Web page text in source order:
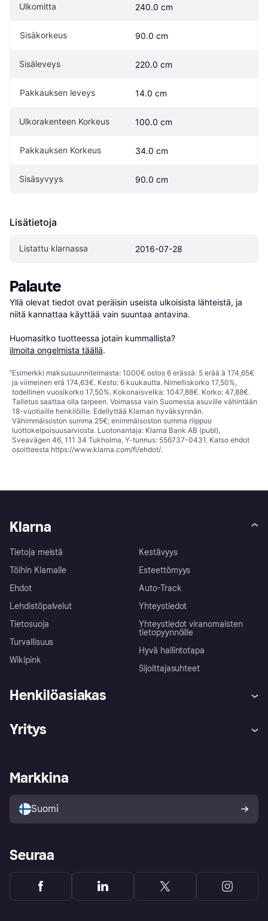
Ulkomitta 240.0 cm
Sisäkorkeus 90.0 cm
Sisäleveys 220.0 cm
Pakkauksen leveys 14.0 cm
Ulkorakenteen Korkeus 100.0 cm
Pakkauksen Korkeus 34.0 cm
Sisäsyvyys 90.0 cm
Lisätietoja
Listattu klarnassa 2016-07-28
Palaute
Yllä olevat tiedot ovat peräisin useista ulkoisista lähteistä, ja
niitä kannattaa käyttää vain suuntaa antavina.
Huomasitko tuotteessa jotain kummallista?
ilmoita ongelmista täällä.
¹Esimerkki maksusuunnitelmasta: 1000€ ostos 6 erässä: 5 erää à 174,65€
ja viimeinen erä 174,63€. Kesto: 6 kuukautta. Nimelliskorko 17,50%,
todellinen vuosikorko 17,50%. Kokonaisvelka: 1047,88€. Korko: 47,88€.
Talletus saattaa olla tarpeen. Voimassa vain Suomessa asuville vähintään
18-vuotiaille henkilöille. Edellyttää Klarnan hyväksynnän.
Vähimmäisoston summa 25€; enimmäisoston summa riippuu
luottokelpoisuusarviosta. Luotonantaja: Klarna Bank AB (publ),
Sveavägen 46, 111 34 Tukholma, Y-tunnus: 556737-0431. Katso ehdot
osoitteesta https://www.klarna.com/fi/ehdot/.
Klarna
Tietoja meistä
Töihin Klarnalle
Ehdot
Lehdistöpalvelut
Tietosuoja
Turvallisuus
Wikipink
Kestävyys
Esteettömyys
Auto-Track
Yhteystiedot
Yhteystiedot viranomaisten
tietopyynnöille
Hyvä hallintotapa
Sijoittajasuhteet
Henkilöasiakas
Kirjaudu sisään
Tutustu kauppoihin
Ostajan turva
Yritys
Kirjaudu sisään yrityksenä
Markkina
Suomi
Seuraa